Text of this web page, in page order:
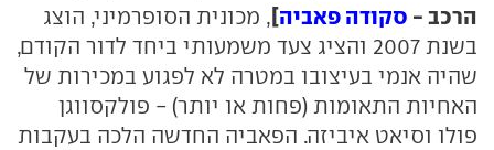
הרכב - סקודה פאביה], מכונית הסופרמיני, הוצג
בשנת 2007 והציג צעד משמעותי ביחד לדור הקודם,
שהיה אנמי בעיצובו במטרה לא לפגוע במכירות של
האחיות התאומות (פחות או יותר) - פולקסווגן
פולו וסיאט איביזה. הפאביה החדשה הלכה בעקבות